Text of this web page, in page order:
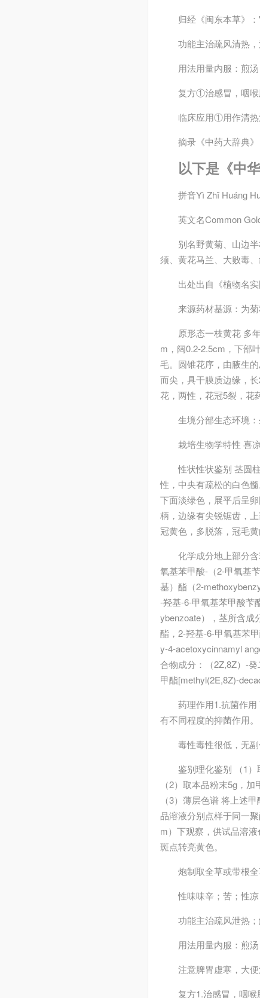
归经 《闽东本草》
功能主治疏风清热
用法用量内服：煎
复方①治感冒，咽喉
临床应用①用作清热
摘录 《中药大辞典》
以下是《中
拼音Yì Zhī Huánɡ
英文名Common
别名野黄菊、山边
须、黄花马兰、大败毒
出处出自《植物名实
来源药材基源：为
原形态一枝黄花 多
m，阔0.2-2.5cm，下部
毛。圆锥花序，由腋生
而尖，具干膜质边缘，
花，两性，花冠5裂，花
生境分部生态环境
栽培生物学特性 喜
性状性状鉴别 茎圆
性，中央有疏松的白色
下面淡绿色，展平后呈
柄，边缘有尖锐锯齿，
冠黄色，多脱落，冠毛
化学成分地上部分
氧基苯甲酸-（2-甲氧基
基）酯（2-
-羟基-6-甲氧基苯甲酸苄
ybenzoate），茎所含成
酯，2-羟基-6-甲氧基苯
y-4-acetoxycinnamyl
合物成分：（2Z,8Z）-
甲酯[methyl(2E,8Z)-
药理作用1.抗菌作
有不同程度的抑菌作用。
毒性毒性很低，无副
鉴别理化鉴别 （1）
（2）取本品粉末5g，
（3）薄层色谱 将上述
品溶液分别点样于同一
m）下观察，供试品溶
斑点转亮黄色。
炮制取全草或带根
性味味辛；苦；性凉
功能主治疏风泄热
用法用量内服：煎
注意脾胃虚寒，大便
复方1.治感冒，咽